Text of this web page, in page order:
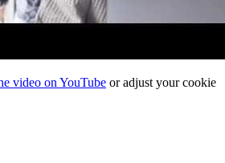
video on YouTube or adjust yourcookie